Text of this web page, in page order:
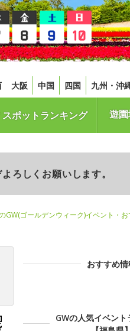
大阪 中国 四国 九州・沖
スポットランキング 遊
ろしくお願いします。
GW(ゴールデンウィーク)イベント・
おすすめ情
GWの人気イベント